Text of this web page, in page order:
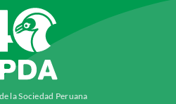
la Sociedad Peruana